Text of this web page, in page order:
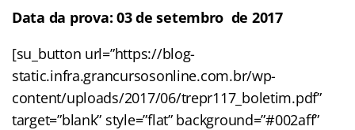
Data da prova: 03 de setembro de 2017
[su_button url=”https://blog-
static.infra.grancursosonline.com.br/wp-
content/uploads/2017/06/trepr117_boletim.pdf”
target=”blank” style=”flat” background=”#002aff”